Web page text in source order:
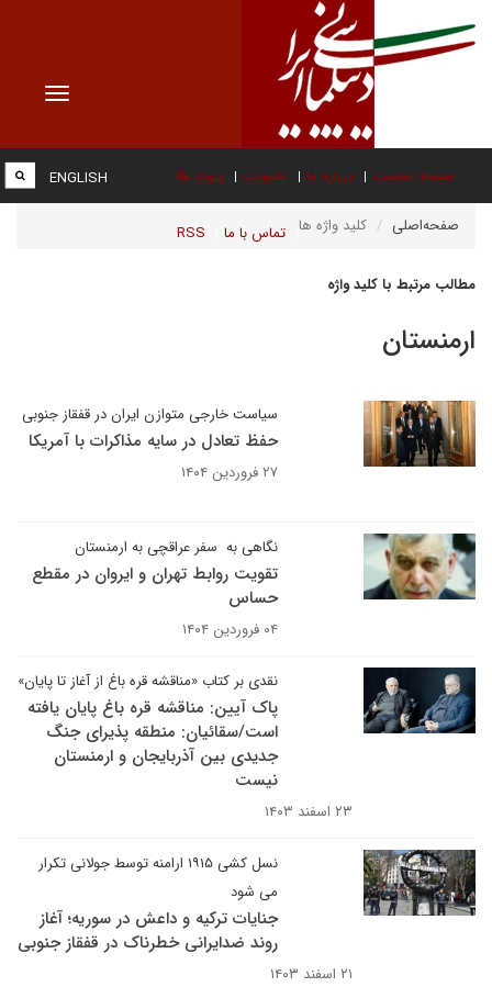
Toggle
صفحه نخست درباره ما عضویت پیوند ها
تماس با ما RSS
ENGLISH
صفحه‌اصلی کلید واژه ها
مطالب مرتبط با کلید واژه
ارمنستان
سیاست خارجی متوازن ایران در قفقاز جنوبی
حفظ تعادل در سایه مذاکرات با آمریکا
۲۷ فروردین ۱۴۰۴
نگاهی به سفر عراقچی به ارمنستان
تقویت روابط تهران و ایروان در مقطع
حساس
۰۴ فروردین ۱۴۰۴
نقدی بر کتاب «مناقشه قره باغ از آغاز تا پایان»
پاک آیین: مناقشه قره باغ پایان یافته
است/سقائیان: منطقه پذیرای جنگ
جدیدی بین آذربایجان و ارمنستان
نیست
۲۳ اسفند ۱۴۰۳
نسل کشی ۱۹۱۵ ارامنه توسط جولانی تکرار
می شود
جنایات ترکیه و داعش در سوریه؛ آغاز
روند ضدایرانی خطرناک در قفقاز جنوبی
۲۱ اسفند ۱۴۰۳